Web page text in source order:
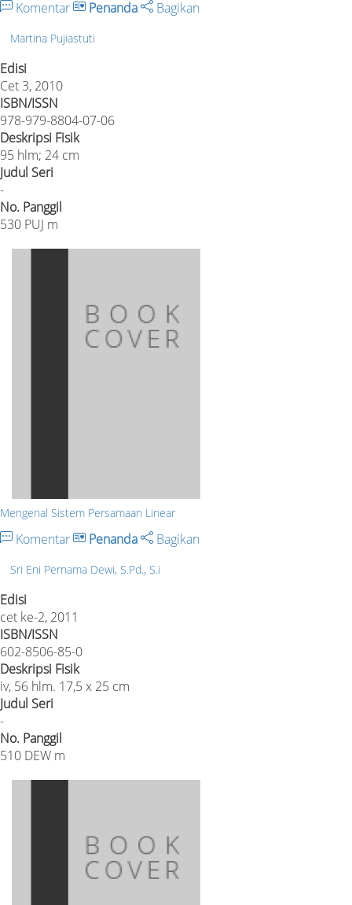
Komentar Penanda Bagikan
Martina Pujiastuti
Edisi
Cet 3, 2010
ISBN/ISSN
978-979-8804-07-06
Deskripsi Fisik
95 hlm; 24 cm
Judul Seri
-
No. Panggil
530 PUJ m
Mengenal Sistem Persamaan Linear
Komentar Penanda Bagikan
Sri Eni Pernama Dewi, S.Pd., S.i
Edisi
cet ke-2, 2011
ISBN/ISSN
602-8506-85-0
Deskripsi Fisik
iv, 56 hlm. 17,5 x 25 cm
Judul Seri
-
No. Panggil
510 DEW m